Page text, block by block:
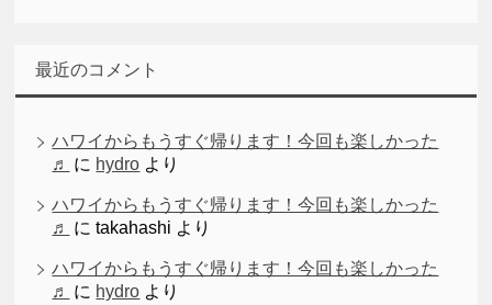
最近のコメント
ハワイからもうすぐ帰ります！今回も楽しかった
♬
に hydro より
ハワイからもうすぐ帰ります！今回も楽しかった
♬
にtakahashi より
ハワイからもうすぐ帰ります！今回も楽しかった
♬
に hydro より